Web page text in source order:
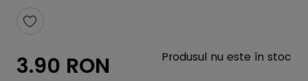
3.90 RON Produsul nu este în stoc